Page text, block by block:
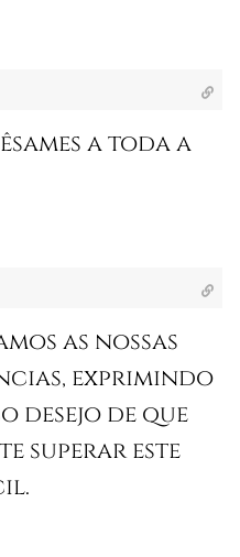
a toda a
as nossas
exprimindo
desejo de que
superar este